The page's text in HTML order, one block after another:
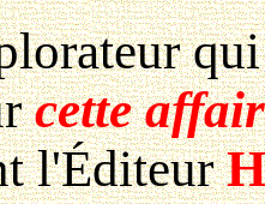
qui
cette
l'Éditeur